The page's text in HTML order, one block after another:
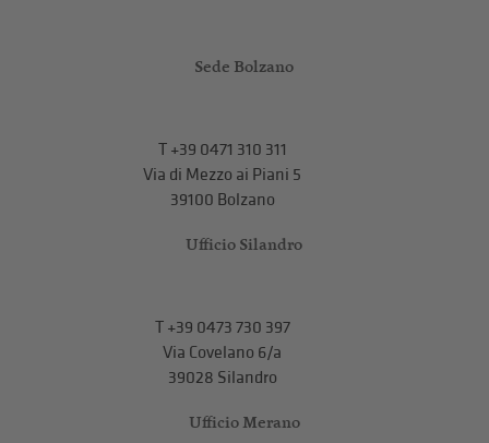
Sede Bolzano
T+39 0471 310 311
Via di Mezzo ai Piani 5
39100 Bolzano
Ufficio Silandro
T+39 0473 730 397
Via Covelano 6/a
39028 Silandro
Ufficio Merano